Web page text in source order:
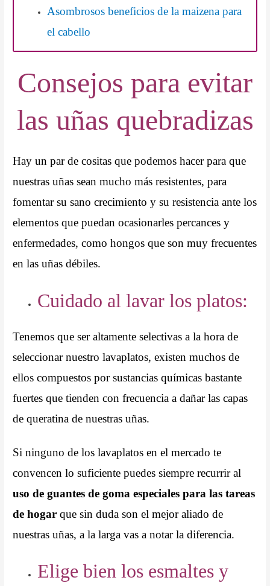
Asombrosos beneficios de la maizena para
el cabello
Consejos para evitar
las uñas quebradizas
Hay un par de cositas que podemos hacer para que
nuestras uñas sean mucho más resistentes, para
fomentar su sano crecimiento y su resistencia ante los
elementos que puedan ocasionarles percances y
enfermedades, como hongos que son muy frecuentes
en las uñas débiles.
Cuidado al lavar los platos:
Tenemos que ser altamente selectivas a la hora de
seleccionar nuestro lavaplatos, existen muchos de
ellos compuestos por sustancias químicas bastante
fuertes que tienden con frecuencia a dañar las capas
de queratina de nuestras uñas.
Si ninguno de los lavaplatos en el mercado te
convencen lo suficiente puedes siempre recurrir al
uso de guantes de goma especiales para las tareas
de hogar que sin duda son el mejor aliado de
nuestras uñas, a la larga vas a notar la diferencia.
Elige bien los esmaltes y